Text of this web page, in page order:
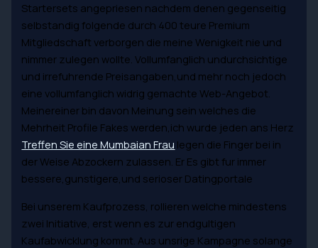
Startersets angepriesen nachdem denen gegenseitig
selbstandig folgende durch 400 teure Premium
Mitgliedschaft verborgen die meine Wenigkeit nie und
nimmer zulegen wollte. Vollumfanglich undurchsichtige
und irrefuhrende Preisangaben,und mehr noch jedoch
eine vollumfanglich widrig gemachte Web-Angebot.
Meinereiner bin davon Meinung sein welches die
Mehrheit Profile Fakes werden,ich wurde jeden ans Herz
Treffen Sie eine Mumbaian Frau legen die Finger bei in
der Weise Abzockern zulassen. Er Es gibt fur immer
bessere,gunstigere,und serioser Datingportale
Bei unserem Kaufprozess, rollieren welche mindestens
zwei Initiative, erst wenn es zur endgultigen
Kaufabwicklung kommt. Aus unsrige Kampagne solange